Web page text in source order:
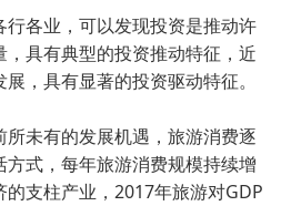
各业，可以发现投资是推动许
具有典型的投资推动特征，近
，具有显著的投资驱动特征。
未有的发展机遇，旅游消费逐
式，每年旅游消费规模持续增
支柱产业，2017年旅游对GDP